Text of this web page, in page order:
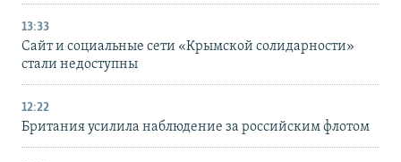
13:33
Сайт и социальные сети «Крымской солидарности»
стали недоступны
12:22
Британия усилила наблюдение за российским флотом